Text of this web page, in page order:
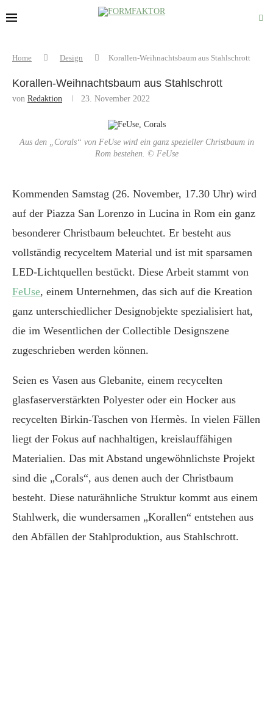
Home Design Korallen-Weihnachtsbaum aus Stahlschrott
Korallen-Weihnachtsbaum aus Stahlschrott
von Redaktion 23. November 2022
Aus den „Corals“ von FeUse wird ein ganz spezieller Christbaum in
Rom bestehen. © FeUse
Kommenden Samstag (26. November, 17.30 Uhr) wird
auf der Piazza San Lorenzo in Lucina in Rom ein ganz
besonderer Christbaum beleuchtet. Er besteht aus
vollständig recyceltem Material und ist mit sparsamen
LED-Lichtquellen bestückt. Diese Arbeit stammt von
FeUse, einem Unternehmen, das sich auf die Kreation
ganz unterschiedlicher Designobjekte spezialisiert hat,
die im Wesentlichen der Collectible Designszene
zugeschrieben werden können.
Seien es Vasen aus Glebanite, einem recycelten
glasfaserverstärkten Polyester oder ein Hocker aus
recycelten Birkin-Taschen von Hermès. In vielen Fällen
liegt der Fokus auf nachhaltigen, kreislauffähigen
Materialien. Das mit Abstand ungewöhnlichste Projekt
sind die „Corals“, aus denen auch der Christbaum
besteht. Diese naturähnliche Struktur kommt aus einem
Stahlwerk, die wundersamen „Korallen“ entstehen aus
den Abfällen der Stahlproduktion, aus Stahlschrott.